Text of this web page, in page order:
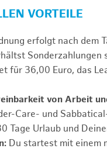
VORTEILE
erfolgt nach dem
Sonderzahlungen
für 36,00 Euro, das
von Arbeit
Care- und
Tage Urlaub und
Du startest mit einem